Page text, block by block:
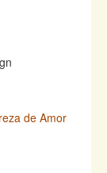
de Amor